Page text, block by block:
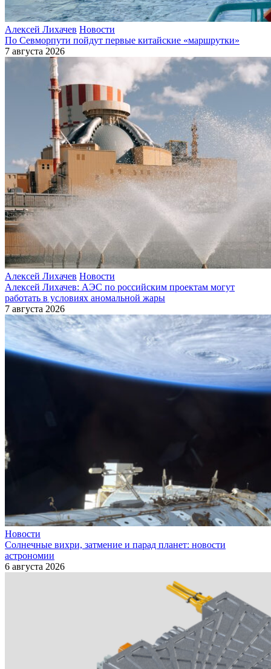
Алексей Лихачев Новости
По Севморпути пойдут первые китайские «маршрутки»
7 августа 2026
Алексей Лихачев Новости
Алексей Лихачев: АЭС по российским проектам могут
работать в условиях аномальной жары
7 августа 2026
Новости
Солнечные вихри, затмение и парад планет: новости
астрономии
6 августа 2026